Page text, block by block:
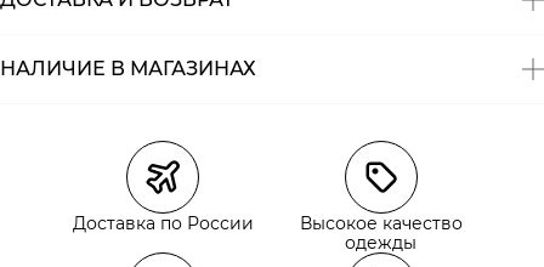
Курьерская доставка СДЭК
Самовывоз из пункта выдачи СДЭК
Самовывоз из наших магазинов
НАЛИЧИЕ В МАГАЗИНАХ
Доставка по России
Высокое качество
одежды